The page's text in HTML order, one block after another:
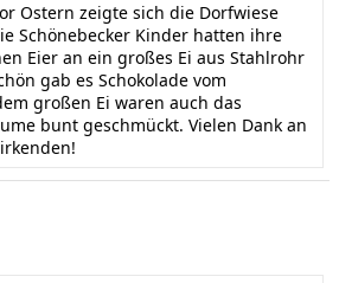
Ostern zeigte sich die Dorfwiese
Schönebecker Kinder hatten ihre
Eier an ein großes Ei aus Stahlrohr
gab es Schokolade vom
großen Ei waren auch das
bunt geschmückt. Vielen Dank an